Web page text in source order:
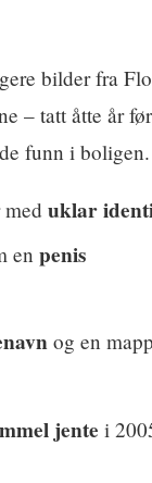
bilder fra
– tatt åtte år
funn i boligen.
uklar
en penis
og en
jente i